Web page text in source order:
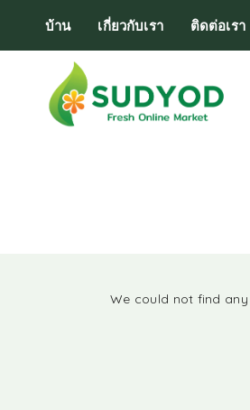
บ้าน เกี่ยวกับเรา ติดต่อเรา
We could not find